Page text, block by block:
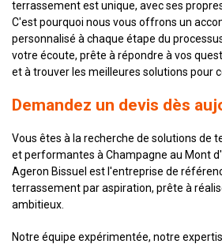
terrassement est unique, avec ses
C'est pourquoi nous vous offrons un
personnalisé à chaque étape du
votre écoute, prête à répondre à vos
et à trouver les meilleures solutions pour
Demandez un devis dès
Vous êtes à la recherche de solutions de
et performantes à Champagne au Mont
Ageron Bissuel est l'entreprise de
terrassement par aspiration, prête à
ambitieux.
Notre équipe expérimentée, notre